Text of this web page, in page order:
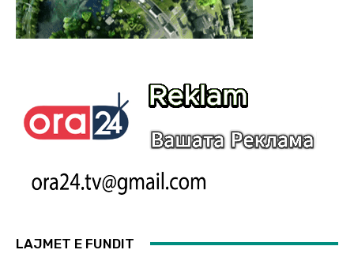
LAJMET E FUNDIT